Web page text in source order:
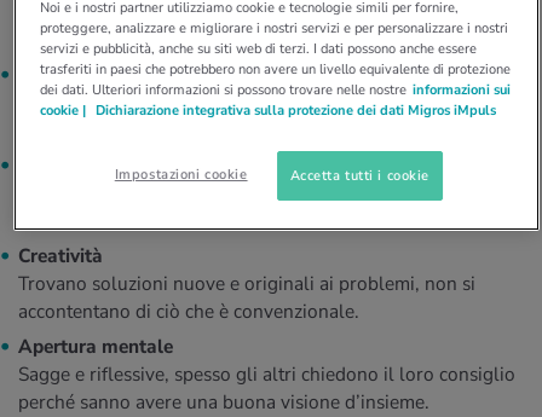
Sono persone aperte alle nuove esperienze, amano dedicarsi
alla scoperta del mondo.
Amore per l’apprendimento
Intraprendono nuove attività di propria iniziativa per sete di
Capacità di giudizio
Osservano le cose da tutti i punti di vista e le valutano in
Creatività
Trovano soluzioni nuove e originali ai problemi, non si
accontentano di ciò che è convenzionale.
Apertura mentale
Sagge e riflessive, spesso gli altri chiedono il loro consiglio
perché sanno avere una buona visione d’insieme.
Noi e i nostri partner utilizziamo cookie e tecnologie simili per fornire,
proteggere, analizzare e migliorare i nostri servizi e per personalizzare i nostri
servizi e pubblicità, anche su siti web di terzi. I dati possono anche essere
trasferiti in paesi che potrebbero non avere un livello equivalente di protezione
dei dati. Ulteriori informazioni si possono trovare nelle nostre informazioni sui
cookie | Dichiarazione integrativa sulla protezione dei dati Migros iMpuls
Impostazioni cookie Accetta tutti i cookie